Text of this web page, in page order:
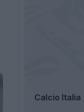
Calcio Italia